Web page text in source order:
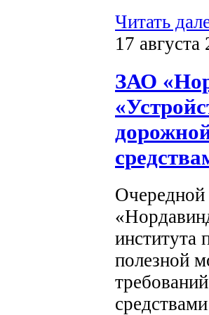
Читать
17 августа
ЗАО
Очередной
института
полезной